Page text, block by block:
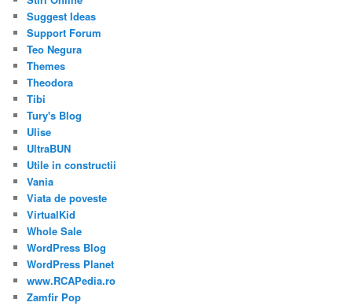
Suggest Ideas
Support Forum
Teo Negura
Themes
Theodora
Tibi
Tury's Blog
Ulise
UltraBUN
Utile in constructii
Vania
Viata de poveste
VirtualKid
Whole Sale
WordPress Blog
WordPress Planet
www.RCAPedia.ro
Zamfir Pop